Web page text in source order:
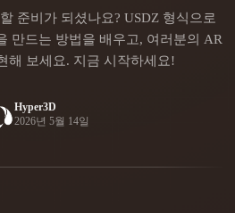
비주얼을 생성하세요.
AI HDRI 생성기 3D 메시 편집기
준비가 되셨나요? USDZ 형식으로
만드는 방법을 배우고, 여러분의 AR
해 보세요. 지금 시작하세요!
Hyper3D
2026년 5월 14일